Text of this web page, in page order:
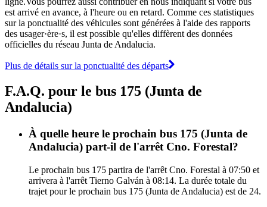
est arrivé en avance, à l'heure ou en retard. Comme ces statistiques
sur la ponctualité des véhicules sont générées à l'aide des rapports
des usager·ère·s, il est possible qu'elles diffèrent des données
officielles du réseau Junta de Andalucia.
Plus de détails sur la ponctualité des départs
F.A.Q. pour le bus 175 (Junta de
Andalucia)
À quelle heure le prochain bus 175 (Junta de
Andalucia) part-il de l'arrêt Cno. Forestal?
Le prochain bus 175 partira de l'arrêt Cno. Forestal à 07:50 et
arrivera à l'arrêt Tierno Galván à 08:14. La durée totale du
trajet pour le prochain bus 175 (Junta de Andalucia) est de 24.